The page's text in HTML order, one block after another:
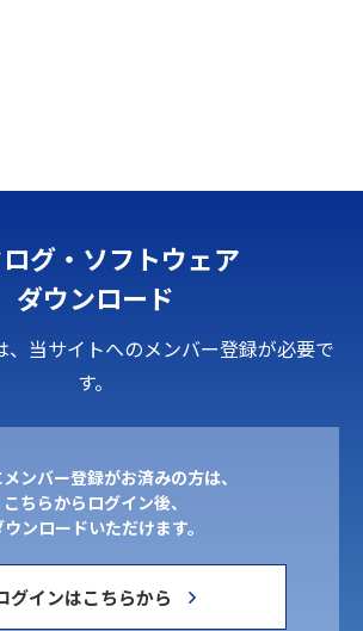
グ・ソフトウェア
ダウンロード
、当サイトへのメンバー登録が必要で
す。
ンバー登録がお済みの方は、
こちらからログイン後、
ンロードいただけます。
グインはこちらから